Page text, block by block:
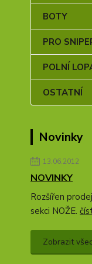
BOTY
PRO
POLNÍ
OSTATNÍ
Novinky
13.06.2012
NOVINKY
Rozšířen
sekci NOŽE.
Zobrazit